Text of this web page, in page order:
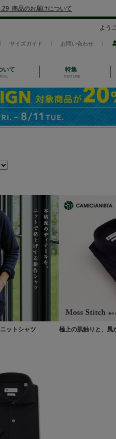
商品のお届けについて
よう
サイズガイド お問い合わせ
いて 特集
FEATURE
ットシャツ 極上の肌触りと、風